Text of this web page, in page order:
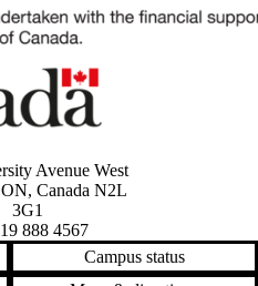
Waterloo
Avenue West
ON, Canada N2L
3G1
888 4567
Campus status